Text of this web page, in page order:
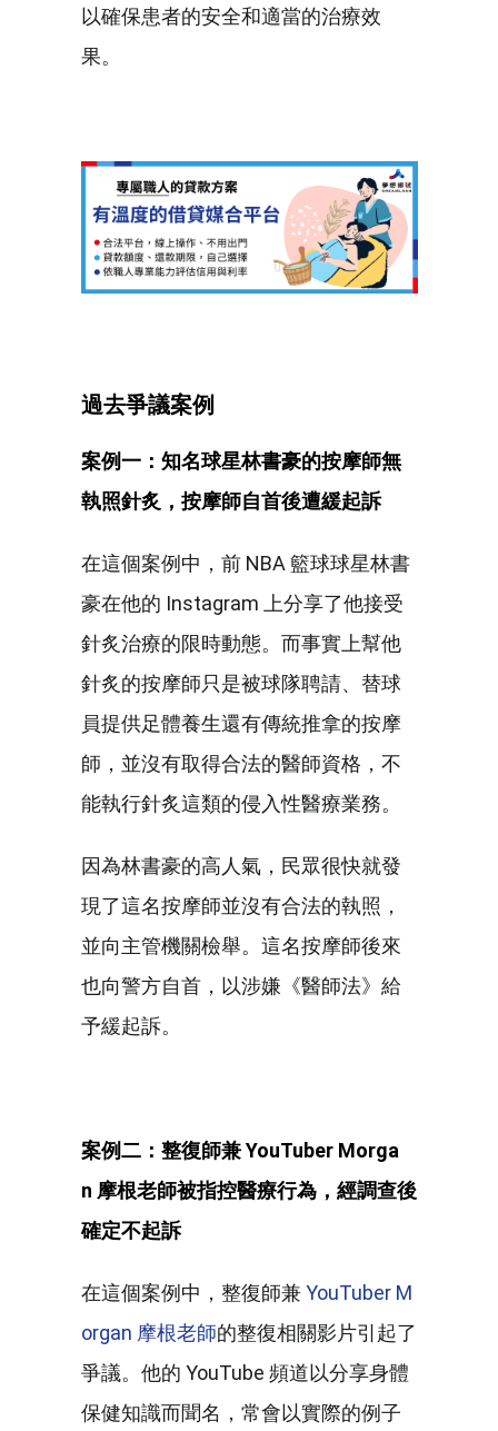
以確保患者的安全和適當的治療效
果。
過去爭議案例
案例一：知名球星林書豪的按摩師無
執照針炙，按摩師自首後遭緩起訴
在這個案例中，前 NBA 籃球球星林書
豪在他的 Instagram 上分享了他接受
針炙治療的限時動態。而事實上幫他
針炙的按摩師只是被球隊聘請、替球
員提供足體養生還有傳統推拿的按摩
師，並沒有取得合法的醫師資格，不
能執行針炙這類的侵入性醫療業務。
因為林書豪的高人氣，民眾很快就發
現了這名按摩師並沒有合法的執照，
並向主管機關檢舉。這名按摩師後來
也向警方自首，以涉嫌《醫師法》給
予緩起訴。
案例二：整復師兼YouTuber Morga
n 摩根老師被指控醫療行為，經調查後
確定不起訴
在這個案例中，整復師兼YouTuber M
organ 摩根老師的整復相關影片引起了
爭議。他的 YouTube 頻道以分享身體
保健知識而聞名，常會以實際的例子